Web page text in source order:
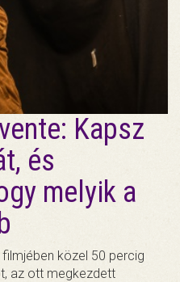
Kapsz
és
melyik a
közel 50 percig
az ott megkezdett